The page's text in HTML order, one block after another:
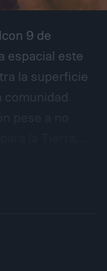
9 de
espacial este
la superficie
comunidad
lanzador,
poner en